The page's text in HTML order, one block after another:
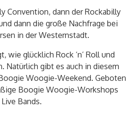
Convention, dann der Rockabilly
dann die große Nachfrage bei
in der Westernstadt.
wie glücklich Rock ‘n’ Roll und
Natürlich gibt es auch in diesem
Boogie Woogie-Weekend. Geboten
Boogie Woogie-Workshops
Bands.